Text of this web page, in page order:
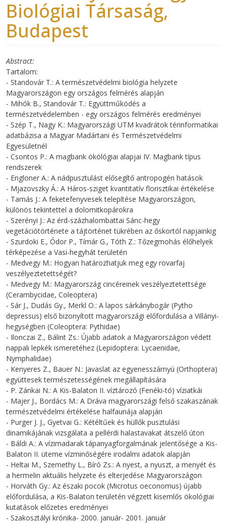
Biológiai Társaság,
Budapest
Abstract
Tartalom:
- Standovár T.: A természetvédelmi biológia helyzete
Magyarországon egy országos felmérés alapján
- Mihók B., Standovár T.: Együttműködés a
természetvédelemben - egy országos felmérés eredményei
- Szép T., Nagy K.: Magyarországi UTM kvadrátok térinformatikai
adatbázisa a Magyar Madártani és Természetvédelmi
Egyesületnél
- Csontos P.: A magbank ökölógiai alapjai IV. Magbank típus
rendszerek
- Engloner A.: A nádpusztulást elősegítő antropogén hatások
- Mjazovszky Á.: A Háros-sziget kvantitatív florisztikai értékelése
- Tamás J.: A feketefenyvesek telepítése Magyarországon,
különös tekintettel a dolomitkopárokra
- Szerényi J.: Az érd-százhalombattai Sánc-hegy
vegetációtörténete a tájtörténet tükrében az őskortól napjainkig
- Szurdoki E., Ódor P., Tímár G., Tóth Z.: Tőzegmohás élőhelyek
térképezése a Vasi-hegyhát területén
- Medvegy M.: Hogyan határozhatjuk meg egy rovarfaj
veszélyeztetettségét?
- Medvegy M.: Magyarország cincéreinek veszélyeztetettsége
(Cerambycidae, Coleoptera)
- Sár J., Dudás Gy., Merkl O.: A lapos sárkánybogár (Pytho
depressus) első bizonyított magyarországi előfordulása a Villányi-
hegységben (Coleoptera: Pythidae)
- Ilonczai Z., Bálint Zs.: Újabb adatok a Magyarországon védett
nappali lepkék ismeretéhez (Lepidoptera: Lycaenidae,
Nymphalidae)
- Kenyeres Z., Bauer N.: Javaslat az egyenesszárnyú (Orthoptera)
együttesek természetességének megállapítására
- P. Zánkai N.: A Kis-Balaton II. víztározó (Fenéki-tó) víziatkái
- Majer J., Bordács M.: A Dráva magyarországi felső szakaszának
természetvédelmi értékelése halfaunája alapján
- Purger J. J., Gyetvai G.: Kétéltűek és hüllők pusztulási
dinamikájának vizsgálata a pellérdi halastavakat átszelő úton
- Báldi A.: A vízimadarak tápanyagforgalmának jelentősége a Kis-
Balaton II. üteme vízminőségére irodalmi adatok alapján
- Heltai M., Szemethy L., Bíró Zs.: A nyest, a nyuszt, a menyét és
a hermelin aktuális helyzete és elterjedése Magyarországon
- Horváth Gy.: Az északi pocok (Microtus oeconomus) újabb
előfordulása, a Kis-Balaton területén végzett kisemlős ökológiai
kutatások előzetes eredményei
- Szakosztályi krónika- 2000. január- 2001. január